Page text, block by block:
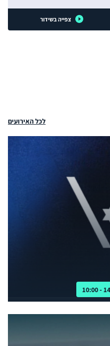
צפייה בשידור
לכל האירועים